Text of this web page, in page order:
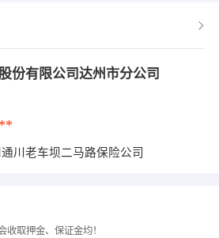
份有限公司达州市分公司
川老车坝二马路保险公司
收取押金、保证金均！